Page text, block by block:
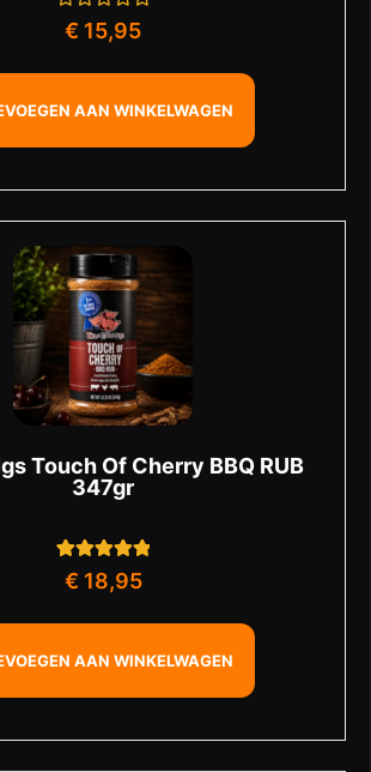
Gewaardeerd
5
€ 15,95
AAN WINKELWAGEN
Touch Of Cherry BBQ RUB
347gr
Gewaardeerd
5.00
gebaseerd op
waardering
€ 18,95
AAN WINKELWAGEN